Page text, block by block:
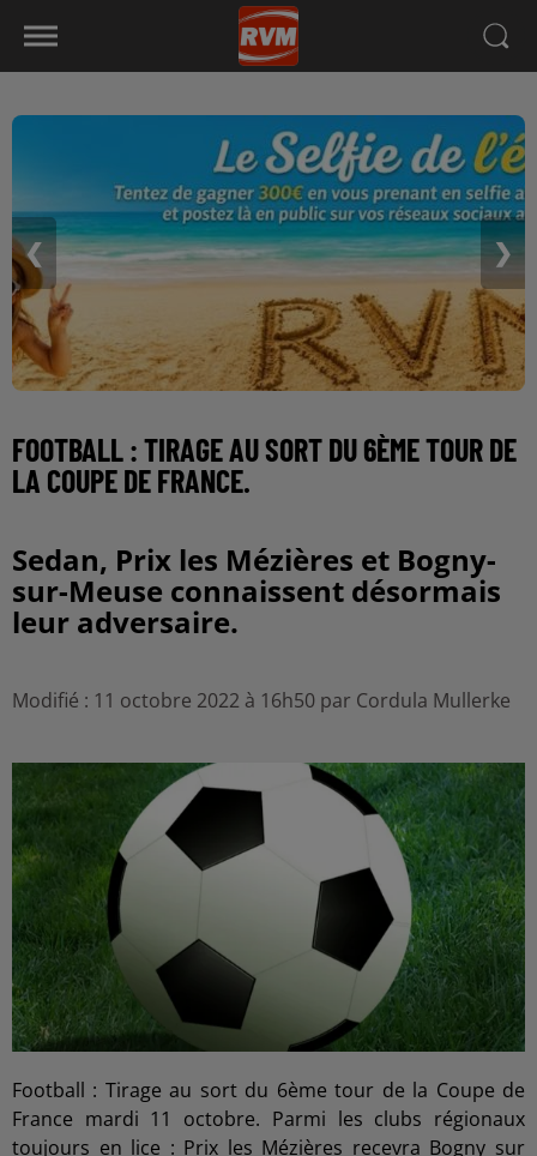
❮ ❯
FOOTBALL : TIRAGE AU SORT DU 6ÈME TOUR DE
LA COUPE DE FRANCE.
Sedan, Prix les Mézières et Bogny-
sur-Meuse connaissent désormais
leur adversaire.
Modifié : 11 octobre 2022 à 16h50 par Cordula Mullerke
Football : Tirage au sort du 6ème tour de la Coupe de
France mardi 11 octobre. Parmi les clubs régionaux
toujours en lice : Prix les Mézières recevra Bogny sur